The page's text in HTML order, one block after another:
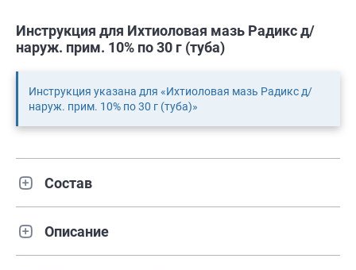
Инструкция для Ихтиоловая мазь Радикс д/
наруж. прим. 10% по 30 г (туба)
Инструкция указана для «Ихтиоловая мазь Радикс д/
наруж. прим. 10% по 30 г (туба)»
Состав
Описание